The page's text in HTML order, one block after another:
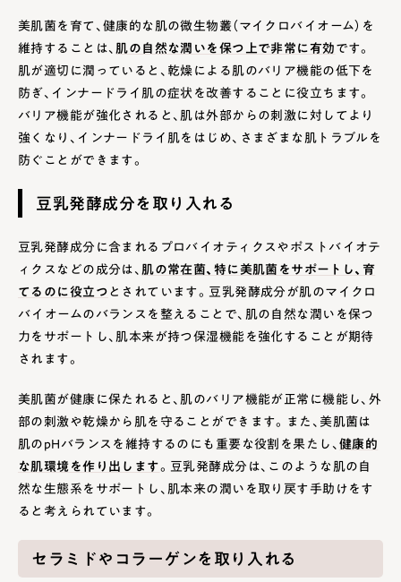
美肌菌を育て、健康的な肌の微生物叢（マイクロバイオーム）を
維持することは、 肌の自然な潤いを保つ上で非常に有効です。
肌が適切に潤っていると、乾燥による肌のバリア機能の低下を
防ぎ、インナードライ肌の症状を改善することに役立ちます。
バリア機能が強化されると、肌は外部からの刺激に対してより
強くなり、インナードライ肌をはじめ、さまざまな肌トラブルを
防ぐことができます。
豆乳発酵成分を取り入れる
豆乳発酵成分に含まれるプロバイオティクスやポストバイオテ
ィクスなどの成分は、 肌の常在菌、特に美肌菌をサポートし、育
てるのに役立つとされています。豆乳発酵成分が肌のマイクロ
バイオームのバランスを整えることで、肌の自然な潤いを保つ
力をサポートし、肌本来が持つ保湿機能を強化することが期待
されます。
美肌菌が健康に保たれると、肌のバリア機能が正常に機能し、外
部の刺激や乾燥から肌を守ることができます。また、美肌菌は
肌のpHバランスを維持するのにも重要な役割を果たし、 健康的
な肌環境を作り出します。豆乳発酵成分は、このような肌の自
然な生態系をサポートし、肌本来の潤いを取り戻す手助けをす
ると考えられています。
セラミドやコラーゲンを取り入れる